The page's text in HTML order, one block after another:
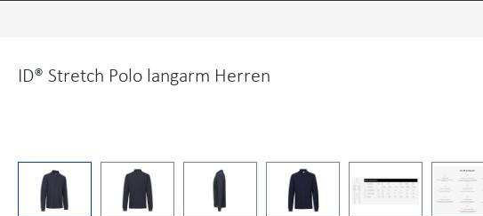
ID® Stretch Polo langarm Herren
Bildergalerie überspringen